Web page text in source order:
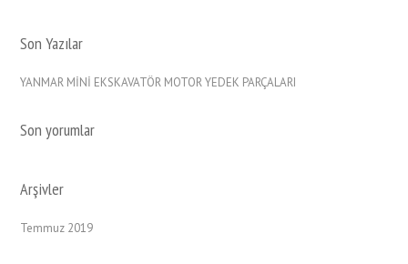
Son Yazılar
YANMAR MİNİ EKSKAVATÖR MOTOR YEDEK PARÇALARI
Son yorumlar
Arşivler
Temmuz 2019